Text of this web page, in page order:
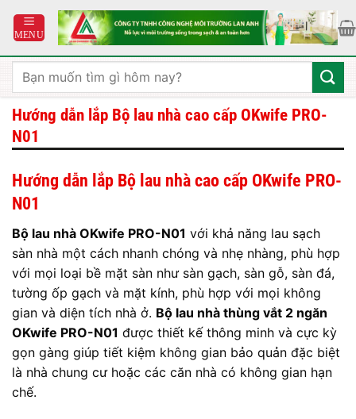
qua
dung
Tìm
kiếm:
Hướng dẫn lắp Bộ lau nhà cao cấp OKwife PRO-
N01
Hướng dẫn lắp Bộ lau nhà cao cấp OKwife PRO-
N01
Bộ lau nhà OKwife PRO-N01 với khả năng lau sạch
sàn nhà một cách nhanh chóng và nhẹ nhàng, phù hợp
với mọi loại bề mặt sàn như sàn gạch, sàn gỗ, sàn đá,
tường ốp gạch và mặt kính, phù hợp với mọi không
gian và diện tích nhà ở. Bộ lau nhà thùng vắt 2 ngăn
OKwife PRO-N01 được thiết kế thông minh và cực kỳ
gọn gàng giúp tiết kiệm không gian bảo quản đặc biệt
là nhà chung cư hoặc các căn nhà có không gian hạn
chế.